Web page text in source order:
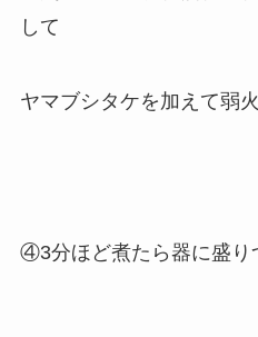
して
ヤマブシタケを加えて弱
④3分ほど煮たら器に盛り